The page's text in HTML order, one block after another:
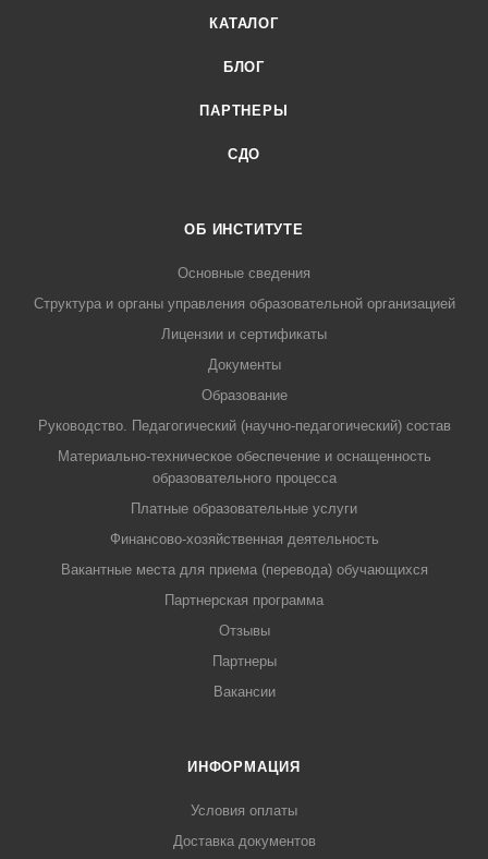
КАТАЛОГ
БЛОГ
ПАРТНЕРЫ
СДО
ОБ ИНСТИТУТЕ
Основные сведения
Структура и органы управления образовательной организацией
Лицензии и сертификаты
Документы
Образование
Руководство. Педагогический (научно-педагогический) состав
Материально-техническое обеспечение и оснащенность
образовательного процесса
Платные образовательные услуги
Финансово-хозяйственная деятельность
Вакантные места для приема (перевода) обучающихся
Партнерская программа
Отзывы
Партнеры
Вакансии
ИНФОРМАЦИЯ
Условия оплаты
Доставка документов